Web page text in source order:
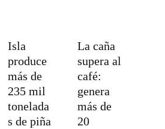
Isla
produce
más de
235 mil
tonelada
s de piña
La caña
supera al
café:
genera
más de
20